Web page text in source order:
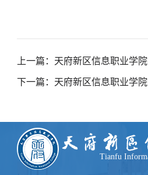
上一篇：天府新区信息职业学
下一篇：天府新区信息职业学
Tianfu